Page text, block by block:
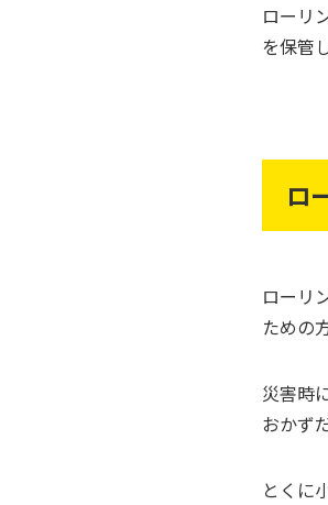
ローリ
を保管
ロ
ローリ
ための
災害時
おかず
とくに